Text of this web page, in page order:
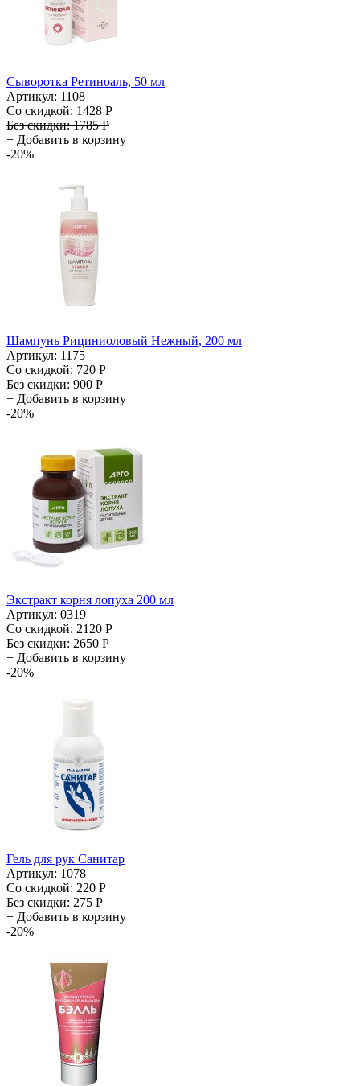
Сыворотка Ретиноаль, 50 мл
Артикул: 1108
Со скидкой: 1428 Р
Без скидки:1785 Р
+ Добавить в корзину
-20%
Шампунь Рициниоловый Нежный, 200 мл
Артикул: 1175
Со скидкой: 720 Р
Без скидки:900 Р
+ Добавить в корзину
-20%
Экстракт корня лопуха 200 мл
Артикул: 0319
Со скидкой: 2120 Р
Без скидки:2650 Р
+ Добавить в корзину
-20%
Гель для рук Санитар
Артикул: 1078
Со скидкой: 220 Р
Без скидки:275 Р
+ Добавить в корзину
-20%